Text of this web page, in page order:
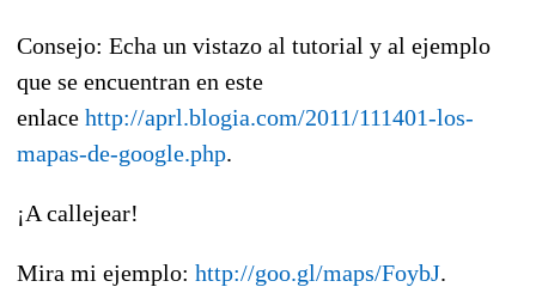
Consejo: Echa un vistazo al tutorial y al ejemplo
que se encuentran en este
enlace http://aprl.blogia.com/2011/111401-los-
mapas-de-google.php.
¡A callejear!
Mira mi ejemplo: http://goo.gl/maps/FoybJ.